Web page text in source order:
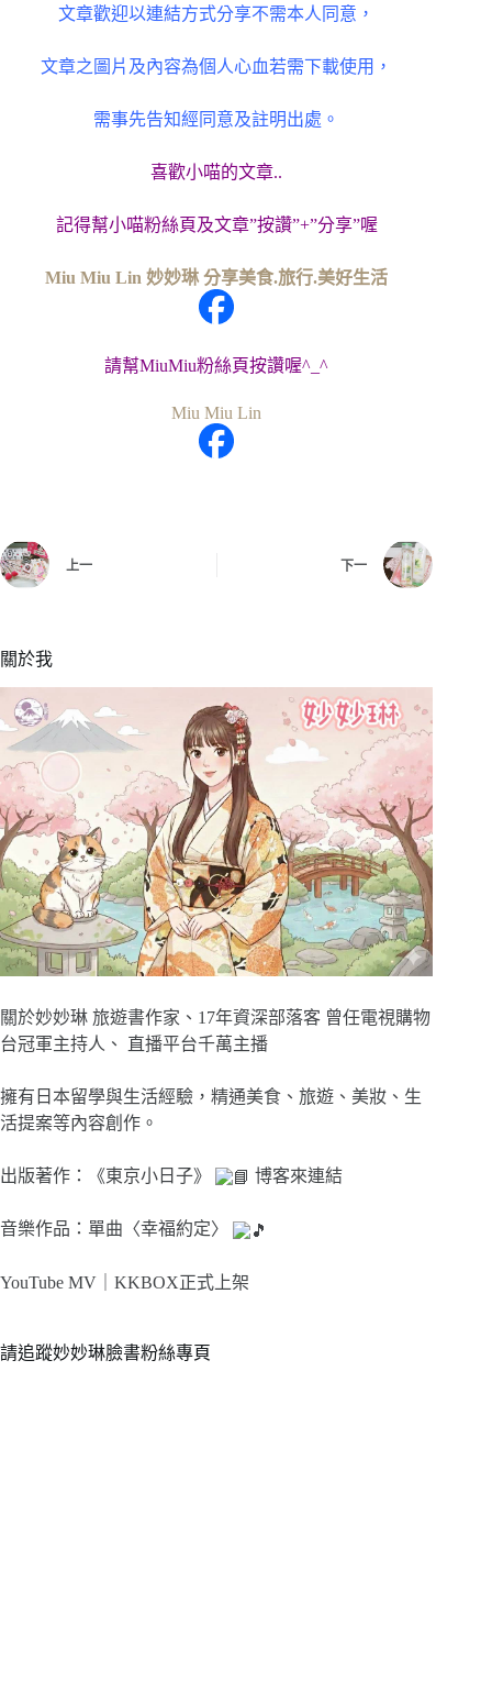
文章歡迎以連結方式分享不需本人同意，
文章之圖片及內容為個人心血若需下載使用，
需事先告知經同意及註明出處。
喜歡小喵的文章..
記得幫小喵粉絲頁及文章”按讚”+”分享”喔
Miu Miu Lin 妙妙琳 分享美食.旅行.美好生活
請幫MiuMiu粉絲頁按讚喔^_^
Miu Miu Lin
上一 下一
關於我
關於妙妙琳 旅遊書作家、17年資深部落客 曾任電視購物
台冠軍主持人、 直播平台千萬主播
擁有日本留學與生活經驗，精通美食、旅遊、美妝、生
活提案等內容創作。
出版著作：《東京小日子》 博客來連結
音樂作品：單曲〈幸福約定〉
YouTube MV｜ KKBOX正式上架
請追蹤妙妙琳臉書粉絲專頁